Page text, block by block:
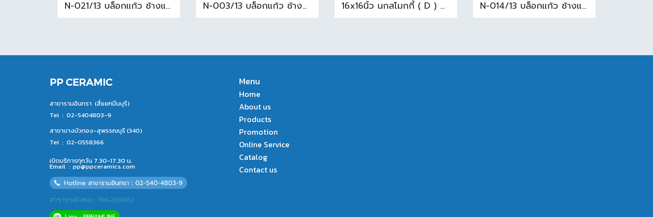
N-021/13 บล็อกแก้ว ช้างแก้ว WOW แก้วประดับฟ้า ( 24X11.5X8cm ) N-003/13 บล็อกแก้ว ช้างแก้ว WOW พริ้วแก้ว ( 24x11.5x8cm ) 16x16นิ้ว นกสโมกกี้ ( D ) A (Pack6) N-014/13 บล็อกแก้ว ช้างแแก้ว WOW หยาดเพชร ( 24x11.5x8 cm.)
PP CERAMIC
สาขารามอินทรา (สี่แยกมีนบุรี)
Tel : 02-5404803-9
สาขาบางบัวทอง-สุพรรณบุรี (340)
Tel : 02-0558366
เปิดบริการทุกวัน 7.30-17.30 น.
Email : pp@ppceramics.com
สาขาบางบัวทอง : 096-2839952
Menu
Home
About us
Products
Promotion
Online Service
Catalog
Contact us